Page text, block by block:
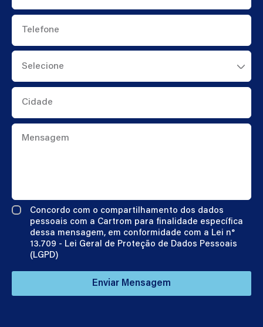
Telefone
Cidade
Mensagem
Concordo com o compartilhamento dos dados
pessoais com a Cartrom para finalidade específica
dessa mensagem, em conformidade com a Lei n°
13.709 - Lei Geral de Proteção de Dados Pessoais
(LGPD)
Enviar Mensagem